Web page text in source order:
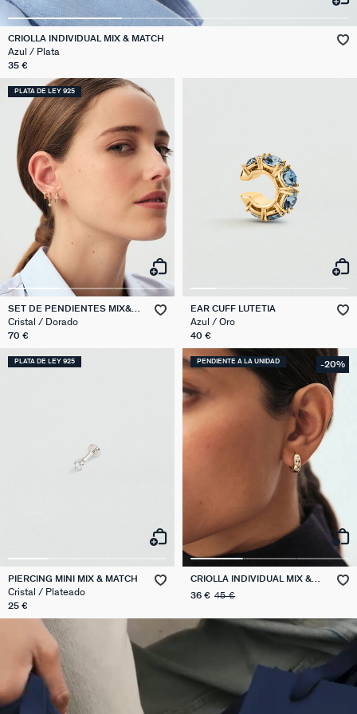
CRIOLLA INDIVIDUAL MIX & MATCH
Azul / Plata
35 €
PLATA DE LEY 925
SET DE PENDIENTES MIX&
MATCH
Cristal / Dorado
70 €
EAR CUFF LUTETIA
Azul / Oro
40 €
PLATA DE LEY 925
PIERCING MINI MIX & MATCH
Cristal / Plateado
25 €
PENDIENTE A LA UNIDAD -20%
CRIOLLA INDIVIDUAL MIX &
36 € 45 €